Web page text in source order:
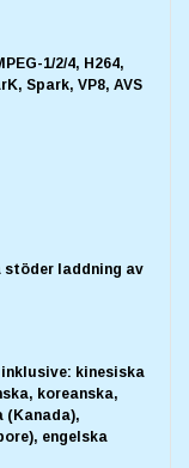
1/2/4, H264,
Spark, VP8, AVS
stöder laddning av
kinesiska
koreanska,
(Kanada),
engelska